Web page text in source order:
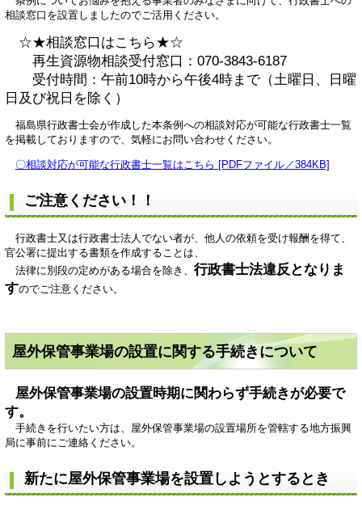
相談窓口を設置しましたのでご活用ください。
☆★相談窓口はこちら★☆
再生資源物相談受付窓口：070-3843-6187
受付時間：午前10時から午後4時まで（土曜日、日曜
日及び祝日を除く）
福島県行政書士会が作成した本条例への相談対応が可能な行政書士一覧
を掲載しておりますので、気軽にお問い合わせください。
〇相談対応が可能な行政書士一覧はこちら [PDFファイル／384KB]
ご注意ください！！
行政書士又は行政書士法人でない者が、他人の依頼を受け報酬を得て、
官公署に提出する書類を作成することは、
法律に別段の定めがある場合を除き、 行政書士法違反となりま
すのでご注意ください。
屋外保管事業場の設置に関する手続きについて
屋外保管事業場の設置時期に関わらず手続きが必要で
す。
手続きを行いたい方は、屋外保管事業場の設置場所を管轄する地方振興
局に事前にご連絡ください。
新たに屋外保管事業場を設置しようとするとき